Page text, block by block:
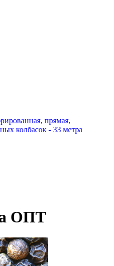
прямая,
колбасок - 33 метра
ОПТ